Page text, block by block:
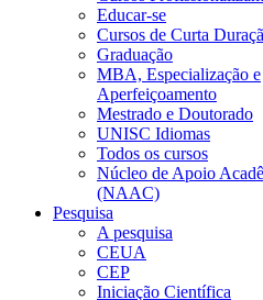
Educar-se
Cursos de Curta
Graduação
MBA, Especialização e
Aperfeiçoamento
Mestrado e Doutorado
UNISC Idiomas
Todos os cursos
Núcleo de Apoio
(NAAC)
Pesquisa
A pesquisa
CEUA
CEP
Iniciação Científica